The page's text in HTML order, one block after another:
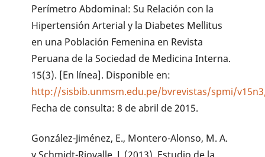
Perímetro Abdominal: Su Relación con la
Hipertensión Arterial y la Diabetes Mellitus
en una Población Femenina en Revista
Peruana de la Sociedad de Medicina Interna.
15(3). [En línea]. Disponible en:
http://sisbib.unmsm.edu.pe/bvrevistas/spmi/
Fecha de consulta: 8 de abril de 2015.
González-Jiménez, E., Montero-Alonso, M. A.